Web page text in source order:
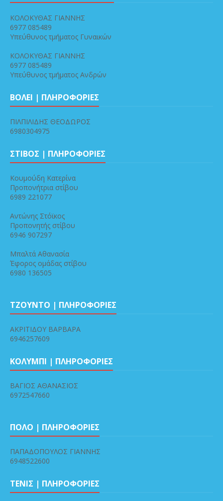
ΚΟΛΟΚΥΘΑΣ ΓΙΑΝΝΗΣ
6977 085489
Υπεύθυνος τμήματος Γυναικών
ΚΟΛΟΚΥΘΑΣ ΓΙΑΝΝΗΣ
6977 085489
Υπεύθυνος τμήματος Ανδρών
ΒΟΛΕΙ | ΠΛΗΡΟΦΟΡΙΕΣ
ΠΙΛΠΙΛΙΔΗΣ ΘΕΟΔΩΡΟΣ
6980304975
ΣΤΙΒΟΣ | ΠΛΗΡΟΦΟΡΙΕΣ
Κουμούδη Κατερίνα
Προπονήτρια στίβου
6989 221077
Αντώνης Στόϊκος
Προπονητής στίβου
6946 907297
Μπαλτά Αθανασία
Έφορος ομάδας στίβου
6980 136505
ΤΖΟΥΝΤΟ | ΠΛΗΡΟΦΟΡΙΕΣ
ΑΚΡΙΤΙΔΟΥ ΒΑΡΒΑΡΑ
6946257609
ΚΟΛΥΜΠΙ | ΠΛΗΡΟΦΟΡΙΕΣ
ΒΑΓΙΟΣ ΑΘΑΝΑΣΙΟΣ
6972547660
ΠΟΛΟ | ΠΛΗΡΟΦΟΡΙΕΣ
ΠΑΠΑΔΟΠΟΥΛΟΣ ΓΙΑΝΝΗΣ
6948522600
ΤΕΝΙΣ | ΠΛΗΡΟΦΟΡΙΕΣ